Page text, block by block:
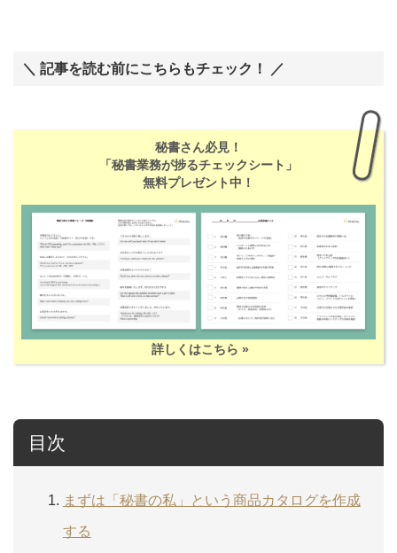
＼ 記事を読む前にこちらもチェック！ ／
秘書さん必見！
「秘書業務が捗るチェックシート」
無料プレゼント中！
詳しくはこちら »
目次
まずは「秘書の私」という商品カタログを作成
する